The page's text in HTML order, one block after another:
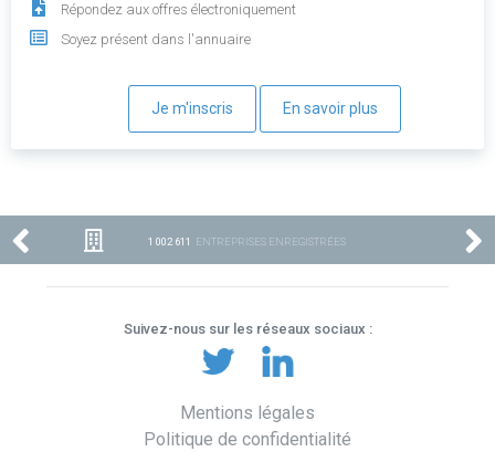
Répondez aux offres électroniquement
Soyez présent dans l'annuaire
Je m'inscris En savoir plus
1 002 611 ENTREPRISES ENREGISTRÉES
Suivez-nous sur les réseaux sociaux :
Mentions légales
Politique de confidentialité